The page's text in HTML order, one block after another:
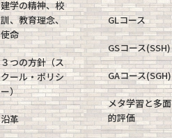
建学の精神、校
訓、教育理念、
使命
３つの方針（ス
クール・ポリシ
ー）
沿革
GLコース
GSコース(SSH)
GAコース(SGH)
メタ学習と多面
的評価